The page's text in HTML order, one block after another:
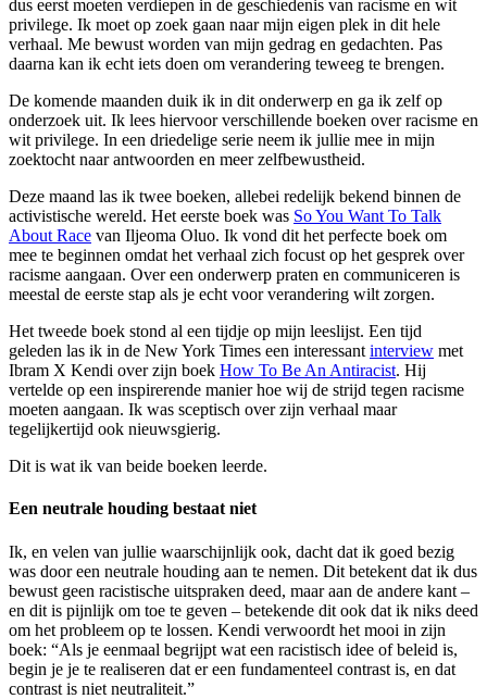
dus eerst moeten verdiepen in de geschiedenis van racisme en wit
privilege. Ik moet op zoek gaan naar mijn eigen plek in dit hele
verhaal. Me bewust worden van mijn gedrag en gedachten. Pas
daarna kan ik echt iets doen om verandering teweeg te brengen.
De komende maanden duik ik in dit onderwerp en ga ik zelf op
onderzoek uit. Ik lees hiervoor verschillende boeken over racisme en
wit privilege. In een driedelige serie neem ik jullie mee in mijn
zoektocht naar antwoorden en meer zelfbewustheid.
Deze maand las ik twee boeken, allebei redelijk bekend binnen de
activistische wereld. Het eerste boek was So You Want To Talk
About Race van Iljeoma Oluo. Ik vond dit het perfecte boek om
mee te beginnen omdat het verhaal zich focust op het gesprek over
racisme aangaan. Over een onderwerp praten en communiceren is
meestal de eerste stap als je echt voor verandering wilt zorgen.
Het tweede boek stond al een tijdje op mijn leeslijst. Een tijd
geleden las ik in de New York Times een interessant interview met
Ibram X Kendi over zijn boek How To Be An Antiracist. Hij
vertelde op een inspirerende manier hoe wij de strijd tegen racisme
moeten aangaan. Ik was sceptisch over zijn verhaal maar
tegelijkertijd ook nieuwsgierig.
Dit is wat ik van beide boeken leerde.
Een neutrale houding bestaat niet
Ik, en velen van jullie waarschijnlijk ook, dacht dat ik goed bezig
was door een neutrale houding aan te nemen. Dit betekent dat ik dus
bewust geen racistische uitspraken deed, maar aan de andere kant –
en dit is pijnlijk om toe te geven – betekende dit ook dat ik niks deed
om het probleem op te lossen. Kendi verwoordt het mooi in zijn
boek: “Als je eenmaal begrijpt wat een racistisch idee of beleid is,
begin je je te realiseren dat er een fundamenteel contrast is, en dat
contrast is niet neutraliteit.”